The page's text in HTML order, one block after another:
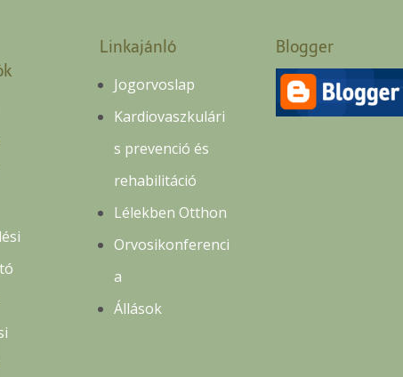
Linkajánló
Jogorvoslap
Kardiovaszkulári
s prevenció és
rehabilitáció
Lélekben Otthon
Orvosikonferenci
a
Állások
Blogger